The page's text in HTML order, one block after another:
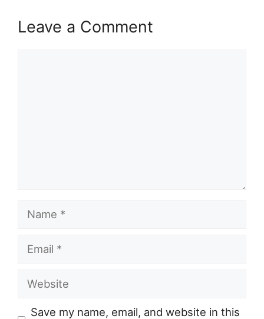
Leave a Comment
Name
Email
Website
Save my name, email, and website in this